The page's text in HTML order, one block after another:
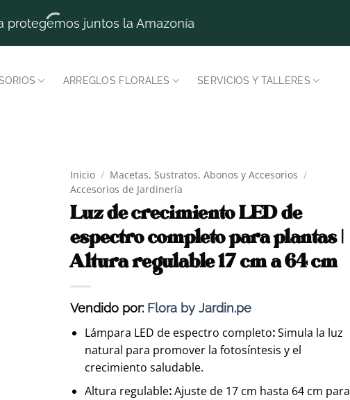
protegemos juntos la Amazonía
ARREGLOS FLORALES SERVICIOS Y TALLERES
Inicio / Macetas, Sustratos, Abonos y Accesorios /
Accesorios de Jardinería
Luz de crecimiento LED de
espectro completo para plantas |
Altura regulable 17 cm a 64 cm
Vendido por: Flora by Jardin.pe
Lámpara LED de espectro completo:Simula la luz
natural para promover la fotosíntesis y el
crecimiento saludable.
Altura regulable:Ajuste de 17 cm hasta 64 cm para